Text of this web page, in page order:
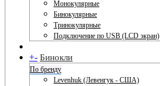
Монокулярные
Бинокулярные
Тринокулярные
Подключение по USB (LCD экран)
+- Бинокли
По бренду
Levenhuk (Левенгук - США)